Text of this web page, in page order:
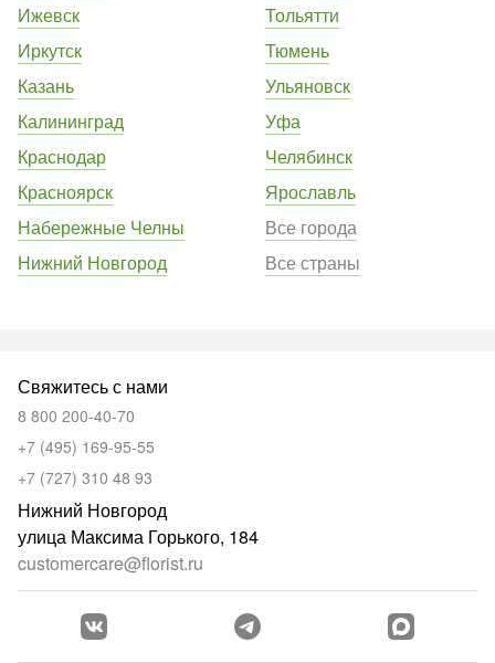
Ижевск
Иркутск
Казань
Калининград
Краснодар
Красноярск
Набережные Челны
Нижний Новгород
Тольятти
Тюмень
Ульяновск
Уфа
Челябинск
Ярославль
Все города
Все страны
Свяжитесь с нами
8 800 200-40-70
+7 (495) 169-95-55
+7 (727) 310 48 93
Нижний Новгород
улица Максима Горького, 184
customercare@florist.ru